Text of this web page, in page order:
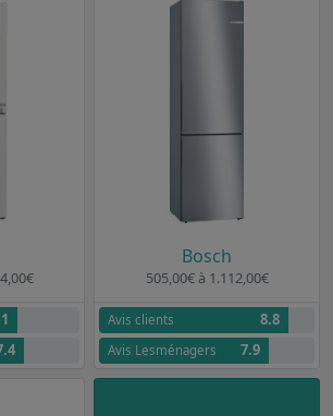
Bosch
505,00€ à 1.112,00€
Avis clients 8.8
Avis Lesménagers 7.9